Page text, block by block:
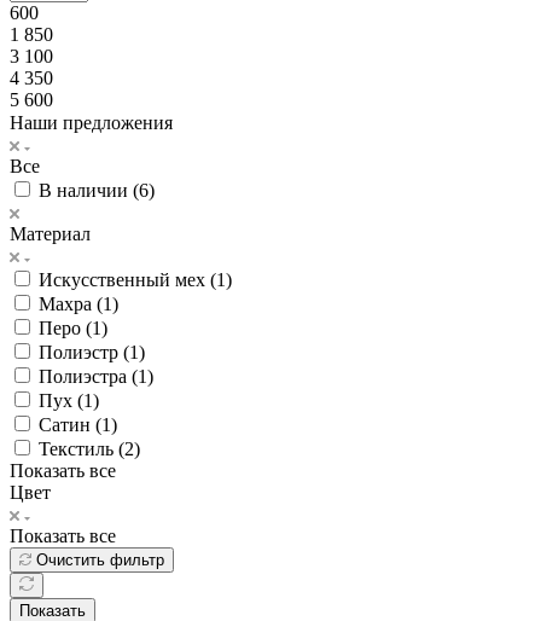
600
1 850
3 100
4 350
5 600
Наши предложения
Все
В наличии (6)
Материал
Искусственный мех (1)
Махра (1)
Перо (1)
Полиэстр (1)
Полиэстра (1)
Пух (1)
Сатин (1)
Текстиль (2)
Показать все
Цвет
Показать все
Очистить фильтр
Показать